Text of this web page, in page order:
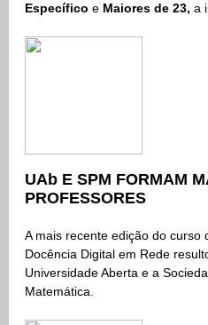
Específico e Maiores de 23, a
UAb E SPM FORMAM
PROFESSORES
A mais recente edição do curso
Docência Digital em Rede
Universidade Aberta e a
Matemática.